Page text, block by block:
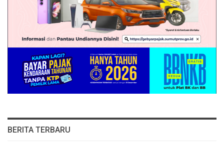
BERITA TERBARU